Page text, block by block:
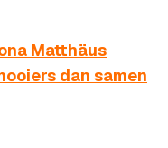
Matthäus
dan samen